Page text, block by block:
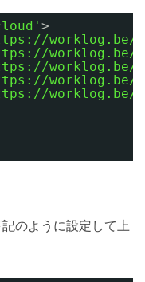
>
worklog.be/
worklog.be/
worklog.be/
worklog.be/
worklog.be/
のように設定して上